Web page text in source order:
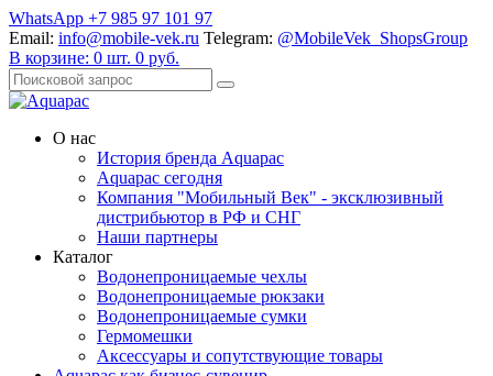
WhatsApp +7 985 97 101 97
Email: info@mobile-vek.ru Telegram: @MobileVek_ShopsGroup
В корзине: 0 шт. 0 руб.
О нас
История бренда Aquapac
Aquapac cегодня
Компания "Мобильный Век" - эксклюзивный
дистрибьютор в РФ и СНГ
Наши партнеры
Каталог
Водонепроницаемые чехлы
Водонепроницаемые рюкзаки
Водонепроницаемые сумки
Гермомешки
Аксессуары и сопутствующие товары